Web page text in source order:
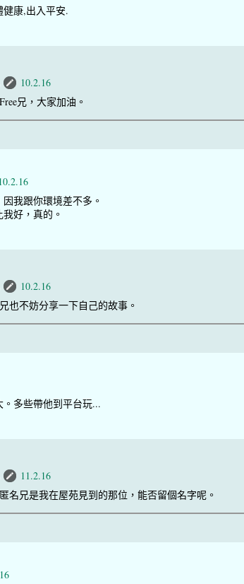
康,出入平安.
10.2.16
兄，大家加油。
我跟你環境差不多。
好，真的。
10.2.16
也不妨分享一下自己的故事。
多些帶他到平台玩...
11.2.16
名兄是我在屋苑見到的那位，能否留個名字呢。